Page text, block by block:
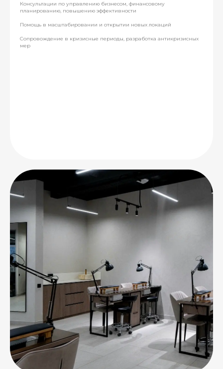
Консультации по управлению бизнесом, финансовому
планированию, повышению эффективности
Помощь в масштабировании и открытии новых локаций
Сопровождение в кризисные периоды, разработка антикризисных
мер